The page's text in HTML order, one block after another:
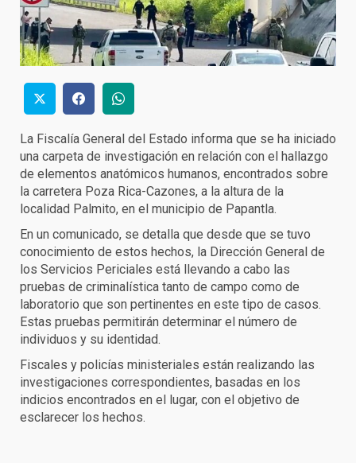
La Fiscalía General del Estado informa que se ha iniciado
una carpeta de investigación en relación con el hallazgo
de elementos anatómicos humanos, encontrados sobre
la carretera Poza Rica-Cazones, a la altura de la
localidad Palmito, en el municipio de Papantla.
En un comunicado, se detalla que desde que se tuvo
conocimiento de estos hechos, la Dirección General de
los Servicios Periciales está llevando a cabo las
pruebas de criminalística tanto de campo como de
laboratorio que son pertinentes en este tipo de casos.
Estas pruebas permitirán determinar el número de
individuos y su identidad.
Fiscales y policías ministeriales están realizando las
investigaciones correspondientes, basadas en los
indicios encontrados en el lugar, con el objetivo de
esclarecer los hechos.